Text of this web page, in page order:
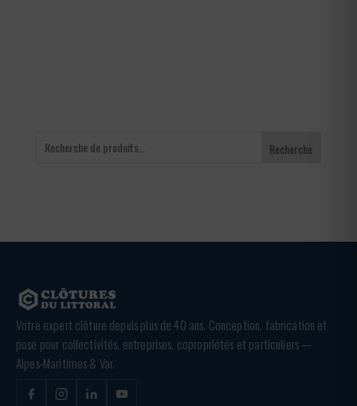
Recherche
Votre expert clôture depuis plus de 40 ans. Conception, fabrication et
pose pour collectivités, entreprises, copropriétés et particuliers —
Alpes-Maritimes & Var.